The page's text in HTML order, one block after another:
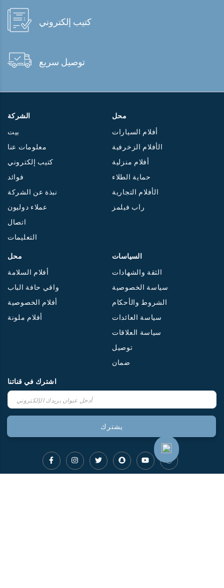
كتيب إلكتروني
توصيل سريع
الشركة
بيت
معلومات عنا
كتيب إلكتروني
فوائد
نبذة عن الشركة
عملاء دوليون
اتصال
التعليمات
محل
أفلام السيارات
الأفلام الزخرفية
أفلام منزلية
حماية الطلاء
الأفلام التجارية
راب فيلمز
محل
أفلام السلامة
واقي حافة الباب
أفلام الخصوصية
أفلام ملونة
السياسات
الثقة والشهادات
سياسة الخصوصية
الشروط والأحكام
سياسة العائدات
سياسة العلاقات
توصيل
ضمان
اشترك في قناتنا
اشترك
في
نشرتنا
يشترك